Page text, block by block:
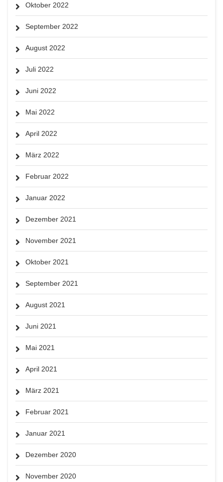
Oktober 2022
September 2022
August 2022
Juli 2022
Juni 2022
Mai 2022
April 2022
März 2022
Februar 2022
Januar 2022
Dezember 2021
November 2021
Oktober 2021
September 2021
August 2021
Juni 2021
Mai 2021
April 2021
März 2021
Februar 2021
Januar 2021
Dezember 2020
November 2020